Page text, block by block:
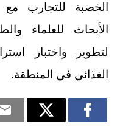
الخصبة للتجارب
الأبحاث للعلماء
لتطوير واختبار
الغذائي في المنطقة.